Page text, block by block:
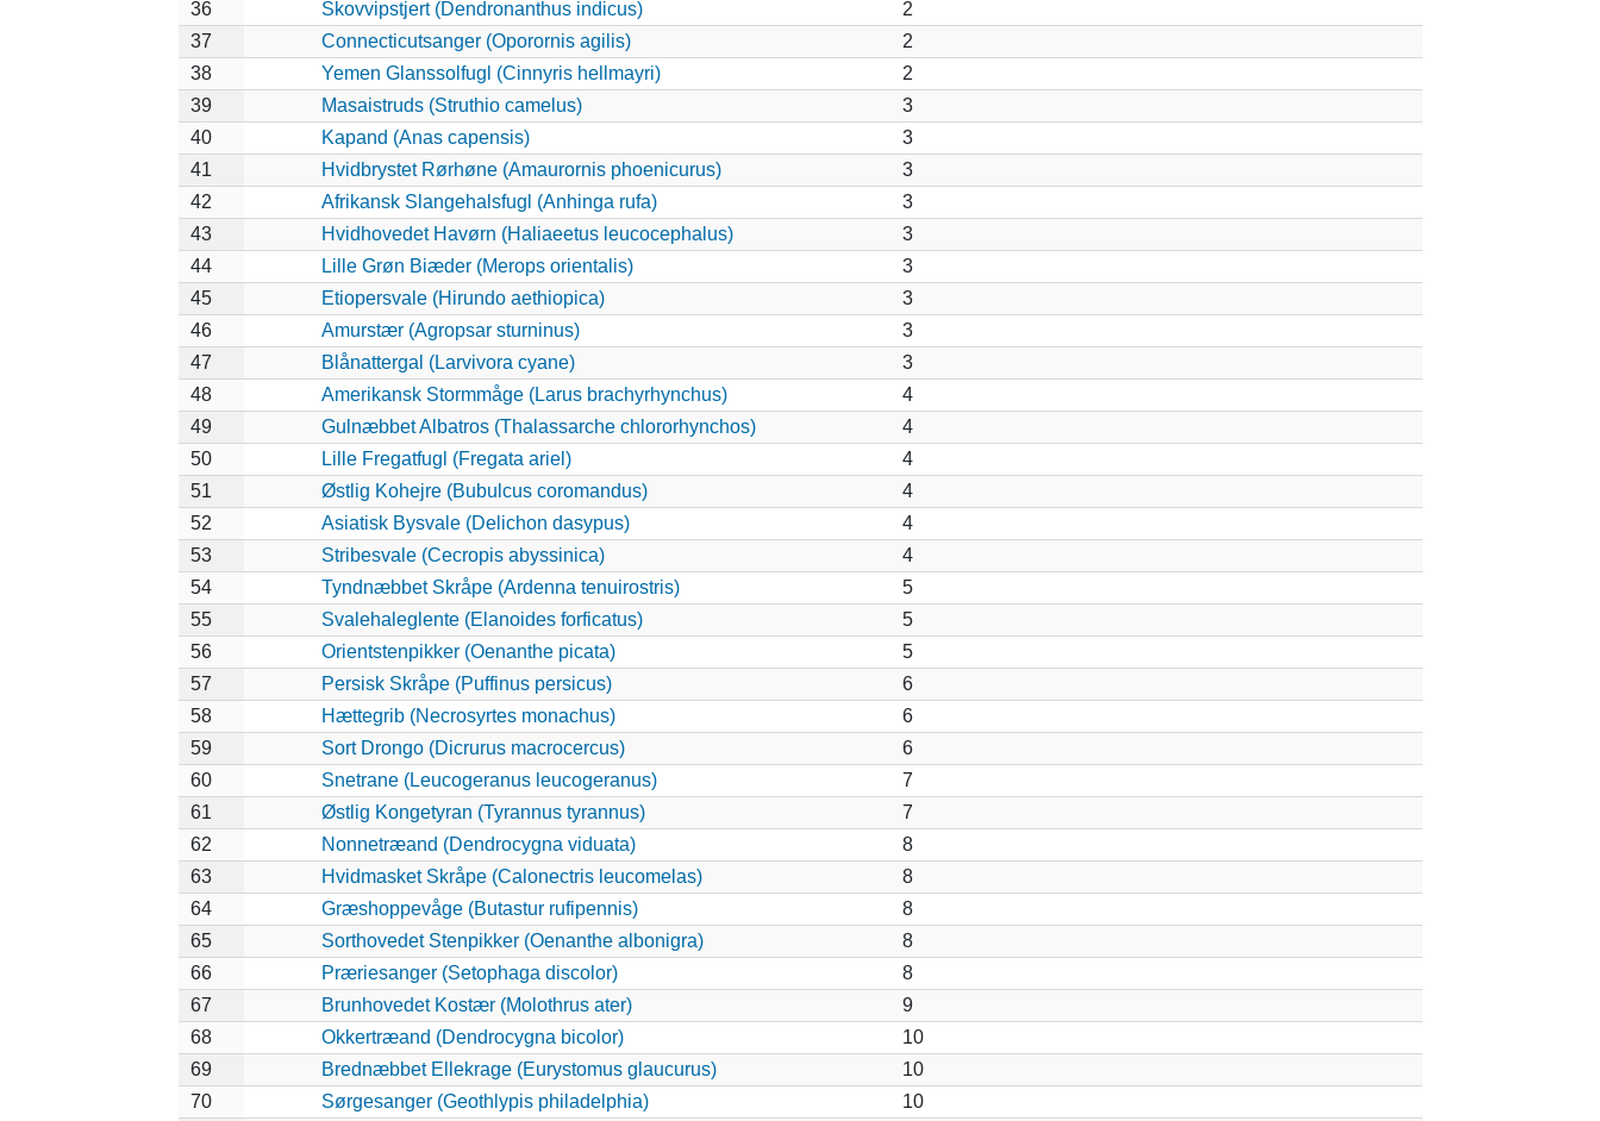
36
Skovvipstjert (Dendronanthus indicus)
2
37
Connecticutsanger (Oporornis agilis)
2
38
Yemen Glanssolfugl (Cinnyris hellmayri)
2
39
Masaistruds (Struthio camelus)
3
40
Kapand (Anas capensis)
3
41
Hvidbrystet Rørhøne (Amaurornis phoenicurus)
3
42
Afrikansk Slangehalsfugl (Anhinga rufa)
3
43
Hvidhovedet Havørn (Haliaeetus leucocephalus)
3
44
Lille Grøn Biæder (Merops orientalis)
3
45
Etiopersvale (Hirundo aethiopica)
3
46
Amurstær (Agropsar sturninus)
3
47
Blånattergal (Larvivora cyane)
3
48
Amerikansk Stormmåge (Larus brachyrhynchus)
4
49
Gulnæbbet Albatros (Thalassarche chlororhynchos)
4
50
Lille Fregatfugl (Fregata ariel)
4
51
Østlig Kohejre (Bubulcus coromandus)
4
52
Asiatisk Bysvale (Delichon dasypus)
4
53
Stribesvale (Cecropis abyssinica)
4
54
Tyndnæbbet Skråpe (Ardenna tenuirostris)
5
55
Svalehaleglente (Elanoides forficatus)
5
56
Orientstenpikker (Oenanthe picata)
5
57
Persisk Skråpe (Puffinus persicus)
6
58
Hættegrib (Necrosyrtes monachus)
6
59
Sort Drongo (Dicrurus macrocercus)
6
60
Snetrane (Leucogeranus leucogeranus)
7
61
Østlig Kongetyran (Tyrannus tyrannus)
7
62
Nonnetræand (Dendrocygna viduata)
8
63
Hvidmasket Skråpe (Calonectris leucomelas)
8
64
Græshoppevåge (Butastur rufipennis)
8
65
Sorthovedet Stenpikker (Oenanthe albonigra)
8
66
Præriesanger (Setophaga discolor)
8
67
Brunhovedet Kostær (Molothrus ater)
9
68
Okkertræand (Dendrocygna bicolor)
10
69
Brednæbbet Ellekrage (Eurystomus glaucurus)
10
70
Sørgesanger (Geothlypis philadelphia)
10